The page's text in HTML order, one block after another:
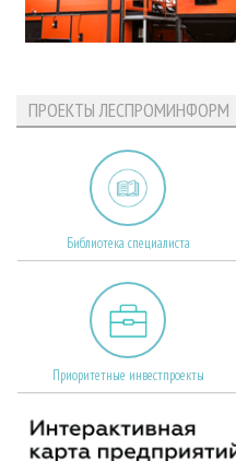
ПРОЕКТЫ ЛЕСПРОМИНФОРМ
Библиотека специалиста
Приоритетные инвестпроекты